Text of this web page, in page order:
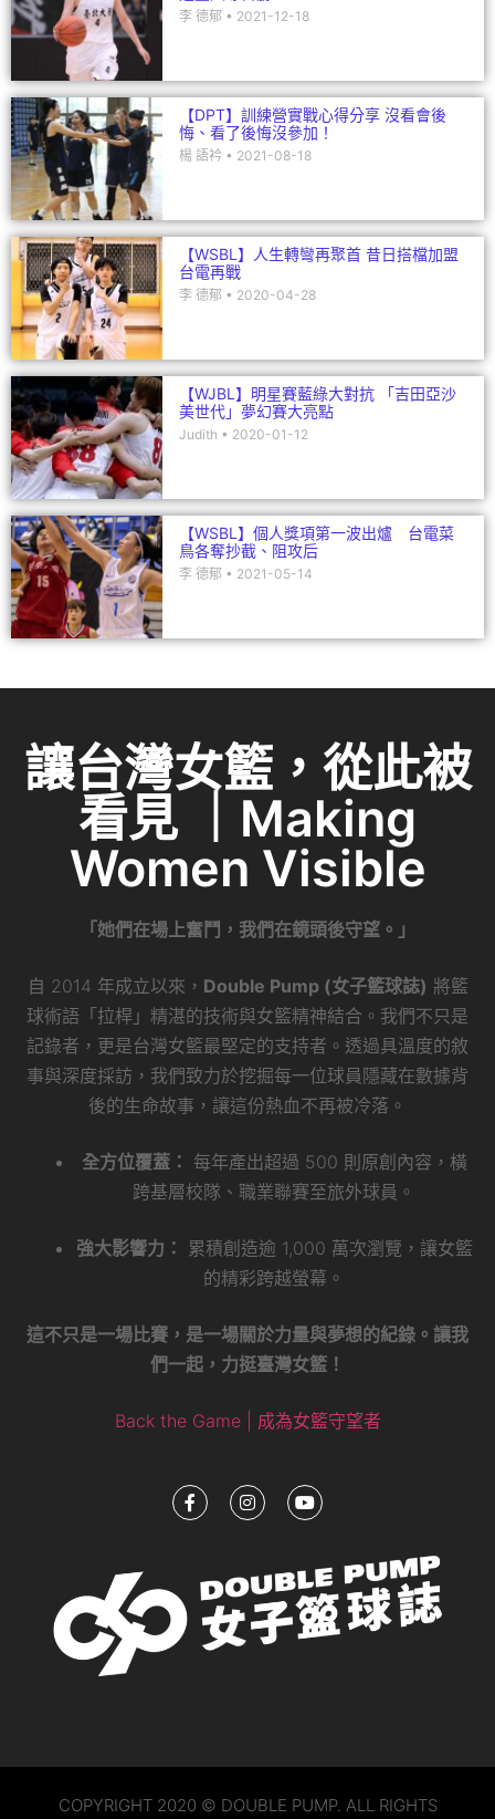
李 德郁 2021-12-18
【DPT】訓練營實戰心得分享 沒看會後
悔、看了後悔沒參加！
楊 語衿 2021-08-18
【WSBL】人生轉彎再聚首 昔日搭檔加盟
台電再戰
李 德郁 2020-04-28
【WJBL】明星賽藍綠大對抗 「吉田亞沙
美世代」夢幻賽大亮點
Judith 2020-01-12
【WSBL】個人獎項第一波出爐 台電菜
鳥各奪抄截、阻攻后
李 德郁 2021-05-14
讓台灣女籃，從此被
看見 ｜Making
Women Visible
「她們在場上奮鬥，我們在鏡頭後守望。」
自 2014 年成立以來， Double Pump (女子籃球誌) 將籃
球術語「拉桿」精湛的技術與女籃精神結合。我們不只是
記錄者，更是台灣女籃最堅定的支持者。透過具溫度的敘
事與深度採訪，我們致力於挖掘每一位球員隱藏在數據背
後的生命故事，讓這份熱血不再被冷落。
全方位覆蓋： 每年產出超過 500 則原創內容，橫
跨基層校隊、職業聯賽至旅外球員。
強大影響力：
累積創造逾 1,000 萬次瀏覽，讓女籃
的精彩跨越螢幕。
這不只是一場比賽，是一場關於力量與夢想的紀錄。讓我
們一起，力挺臺灣女籃！
Back the Game | 成為女籃守望者
COPYRIGHT 2020 © DOUBLE PUMP. ALL RIGHTS